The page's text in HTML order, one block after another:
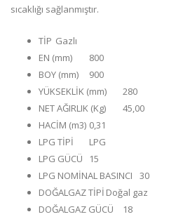
sıcaklığı sağlanmıştır.
TİP Gazlı
EN (mm)
800
BOY (mm)
900
YÜKSEKLİK (mm)
280
NET AĞIRLIK (Kg)
45,00
HACİM (m3) 0,31
LPG TİPİ
LPG
LPG GÜCÜ
15
LPG NOMİNAL BASINCI
30
DOĞALGAZ TİPİ Doğal gaz
DOĞALGAZ GÜCÜ
18